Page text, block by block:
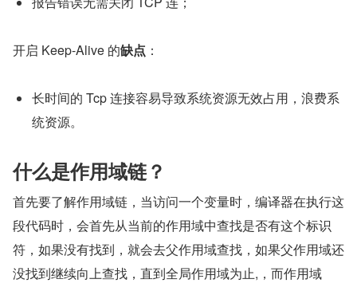
开启 Keep-Alive 的缺点 ：
长时间的 Tcp 连接容易导致系统资源无效占用，浪费系
统资源。
什么是作用域链？
首先要了解作用域链，当访问一个变量时，编译器在执行这
段代码时，会首先从当前的作用域中查找是否有这个标识
符，如果没有找到，就会去父作用域查找，如果父作用域还
没找到继续向上查找，直到全局作用域为止,，而作用域